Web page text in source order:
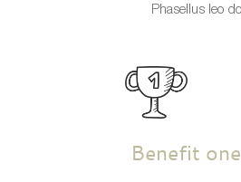
Phasellus leo
Benefit one